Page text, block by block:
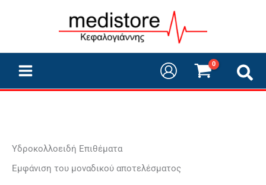
Υδροκολλοειδή Επιθέματα
Εμφάνιση του μοναδικού αποτελέσματος